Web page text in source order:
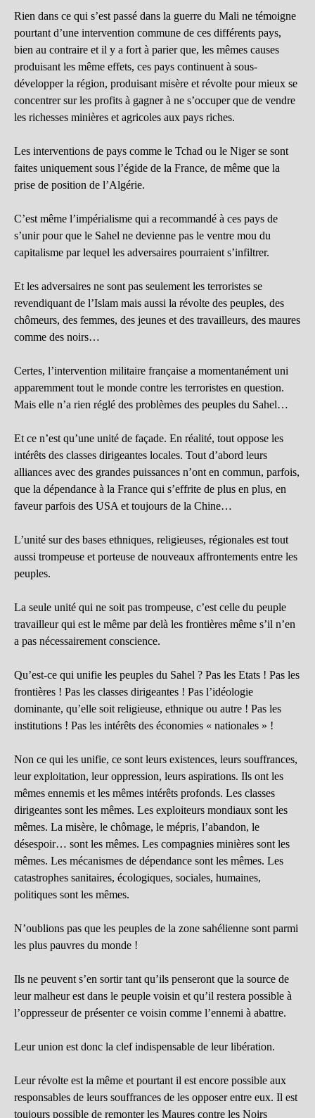
Rien dans ce qui s’est passé dans la guerre du Mali ne témoigne
pourtant d’une intervention commune de ces différents pays,
bien au contraire et il y a fort à parier que, les mêmes causes
produisant les même effets, ces pays continuent à sous-
développer la région, produisant misère et révolte pour mieux se
concentrer sur les profits à gagner à ne s’occuper que de vendre
les richesses minières et agricoles aux pays riches.
Les interventions de pays comme le Tchad ou le Niger se sont
faites uniquement sous l’égide de la France, de même que la
prise de position de l’Algérie.
C’est même l’impérialisme qui a recommandé à ces pays de
s’unir pour que le Sahel ne devienne pas le ventre mou du
capitalisme par lequel les adversaires pourraient s’infiltrer.
Et les adversaires ne sont pas seulement les terroristes se
revendiquant de l’Islam mais aussi la révolte des peuples, des
chômeurs, des femmes, des jeunes et des travailleurs, des maures
comme des noirs…
Certes, l’intervention militaire française a momentanément uni
apparemment tout le monde contre les terroristes en question.
Mais elle n’a rien réglé des problèmes des peuples du Sahel…
Et ce n’est qu’une unité de façade. En réalité, tout oppose les
intérêts des classes dirigeantes locales. Tout d’abord leurs
alliances avec des grandes puissances n’ont en commun, parfois,
que la dépendance à la France qui s’effrite de plus en plus, en
faveur parfois des USA et toujours de la Chine…
L’unité sur des bases ethniques, religieuses, régionales est tout
aussi trompeuse et porteuse de nouveaux affrontements entre les
peuples.
La seule unité qui ne soit pas trompeuse, c’est celle du peuple
travailleur qui est le même par delà les frontières même s’il n’en
a pas nécessairement conscience.
Qu’est-ce qui unifie les peuples du Sahel ? Pas les Etats ! Pas les
frontières ! Pas les classes dirigeantes ! Pas l’idéologie
dominante, qu’elle soit religieuse, ethnique ou autre ! Pas les
institutions ! Pas les intérêts des économies « nationales » !
Non ce qui les unifie, ce sont leurs existences, leurs souffrances,
leur exploitation, leur oppression, leurs aspirations. Ils ont les
mêmes ennemis et les mêmes intérêts profonds. Les classes
dirigeantes sont les mêmes. Les exploiteurs mondiaux sont les
mêmes. La misère, le chômage, le mépris, l’abandon, le
désespoir… sont les mêmes. Les compagnies minières sont les
mêmes. Les mécanismes de dépendance sont les mêmes. Les
catastrophes sanitaires, écologiques, sociales, humaines,
politiques sont les mêmes.
N’oublions pas que les peuples de la zone sahélienne sont parmi
les plus pauvres du monde !
Ils ne peuvent s’en sortir tant qu’ils penseront que la source de
leur malheur est dans le peuple voisin et qu’il restera possible à
l’oppresseur de présenter ce voisin comme l’ennemi à abattre.
Leur union est donc la clef indispensable de leur libération.
Leur révolte est la même et pourtant il est encore possible aux
responsables de leurs souffrances de les opposer entre eux. Il est
toujours possible de remonter les Maures contre les Noirs